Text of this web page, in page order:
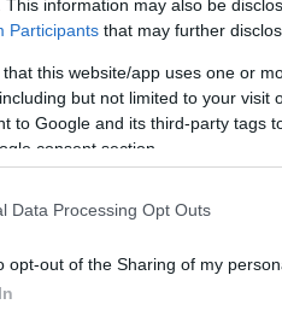
This information may also be
Participants that may further
that this website/app uses one or
but not limited to your visit
to Google and its third-party tags
consent section.
Data Processing Opt Outs
opt-out of the Sharing of my
την ασφάλεια των
προς το Νοσοκομείο
κάθοδο από την οδό
Παραλία Κύμης.
εργοταξιακή
οδηγίες και τις